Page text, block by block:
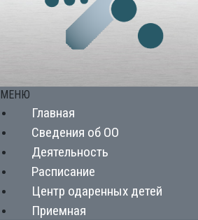
МЕНЮ
Главная
Сведения об ОО
Деятельность
Расписание
Центр одаренных детей
Приемная